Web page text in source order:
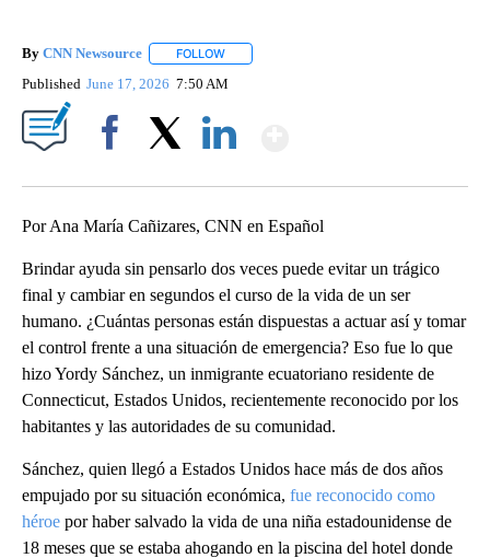
By CNN Newsource FOLLOW
Published June 17, 2026 7:50 AM
Por Ana María Cañizares, CNN en Español
Brindar ayuda sin pensarlo dos veces puede evitar un trágico
final y cambiar en segundos el curso de la vida de un ser
humano. ¿Cuántas personas están dispuestas a actuar así y tomar
el control frente a una situación de emergencia? Eso fue lo que
hizo Yordy Sánchez, un inmigrante ecuatoriano residente de
Connecticut, Estados Unidos, recientemente reconocido por los
habitantes y las autoridades de su comunidad.
Sánchez, quien llegó a Estados Unidos hace más de dos años
empujado por su situación económica, fue reconocido como
héroe por haber salvado la vida de una niña estadounidense de
18 meses que se estaba ahogando en la piscina del hotel donde